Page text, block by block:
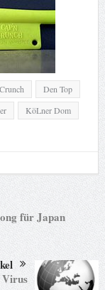
Den Top
KöLner Dom
für Japan
Virus